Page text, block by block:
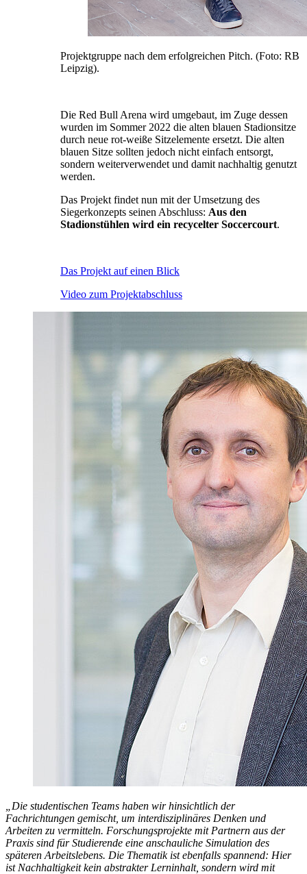
Projektgruppe nach dem erfolgreichen Pitch. (Foto: RB
Leipzig).
Die Red Bull Arena wird umgebaut, im Zuge dessen
wurden im Sommer 2022 die alten blauen Stadionsitze
durch neue rot-weiße Sitzelemente ersetzt. Die alten
blauen Sitze sollten jedoch nicht einfach entsorgt,
sondern weiterverwendet und damit nachhaltig genutzt
werden.
Das Projekt findet nun mit der Umsetzung des
Siegerkonzepts seinen Abschluss: Aus den
Stadionstühlen wird ein recycelter Soccercourt.
Das Projekt auf einen Blick
Video zum Projektabschluss
„Die studentischen Teams haben wir hinsichtlich der
Fachrichtungen gemischt, um interdisziplinäres Denken und
Arbeiten zu vermitteln. Forschungsprojekte mit Partnern aus der
Praxis sind für Studierende eine anschauliche Simulation des
späteren Arbeitslebens. Die Thematik ist ebenfalls spannend: Hier
ist Nachhaltigkeit kein abstrakter Lerninhalt, sondern wird mit